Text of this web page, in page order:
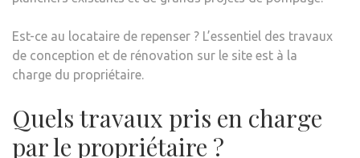
Est-ce au locataire de repenser ? L’essentiel des travaux
de conception et de rénovation sur le site est à la
charge du propriétaire.
Quels travaux pris en charge
par le propriétaire ?